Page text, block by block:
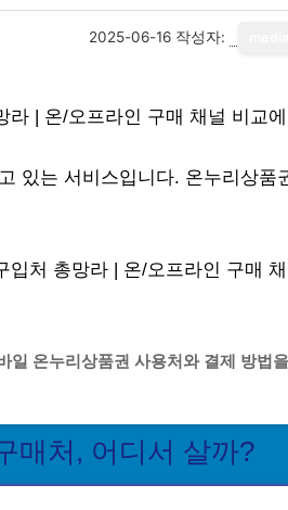
2025-06-16 작성자:
라 | 온/오프라인 구매 채널 비교
있는 서비스입니다. 온누리상품
입처 총망라 | 온/오프라인 구매
일 온누리상품권 사용처와 결제 방법
매처, 어디서 살까?